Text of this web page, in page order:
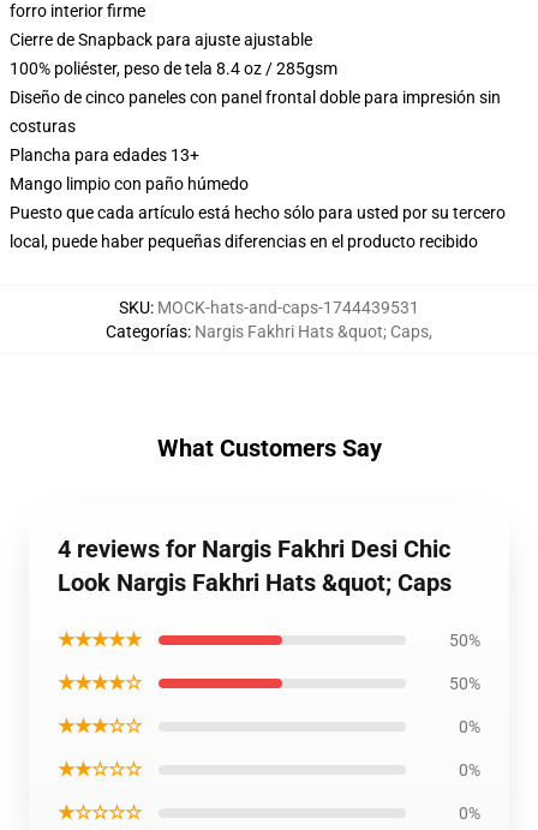
forro interior firme
Cierre de Snapback para ajuste ajustable
100% poliéster, peso de tela 8.4 oz / 285gsm
Diseño de cinco paneles con panel frontal doble para impresión sin
costuras
Plancha para edades 13+
Mango limpio con paño húmedo
Puesto que cada artículo está hecho sólo para usted por su tercero
local, puede haber pequeñas diferencias en el producto recibido
SKU: MOCK-hats-and-caps-1744439531
Categorías: Nargis Fakhri Hats &quot; Caps,
What Customers Say
4 reviews for Nargis Fakhri Desi Chic
Look Nargis Fakhri Hats &quot; Caps
★★★★★ 50%
★★★★☆ 50%
★★★☆☆ 0%
★★☆☆☆ 0%
★☆☆☆☆ 0%